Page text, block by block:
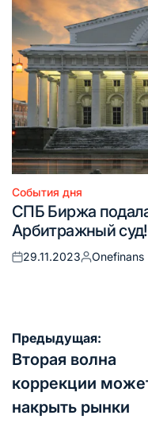
Опубликовано
в
События дня
СПБ Биржа
Арбитражный суд!
Опубликовано
29.11.2023
Запись
Onefinans
Навигация
по
записям
Предыдущая:
Вторая волна
коррекции
накрыть рынки